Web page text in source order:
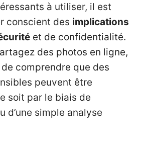
à utiliser, il est
conscient des implications
et de confidentialité.
des photos en ligne,
comprendre que des
peuvent être
soit par le biais de
d’une simple analyse